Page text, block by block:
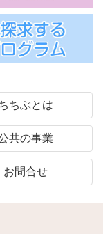
ちぶとは
共の事業
お問合せ